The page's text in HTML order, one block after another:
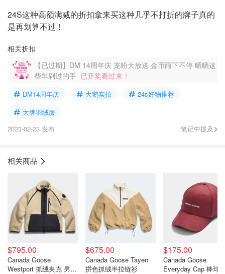
24S这种高额满减的折扣拿来买这种几乎不打折的牌子真的
是再划算不过！
相关折扣
【已过期】DM 14周年庆 宠粉大放送 金币雨下不停 晒晒这
些年剁过的手 已开奖看过来！
DM14周年庆 大鹅实拍
24s好物推荐
大牌羽绒服
2023-02-23 发布
笔记中提及
相关商品
$795.00
Canada Goose
Westport 抓绒夹克 男女
$675.00
Canada Goose Tayen
拼色抓绒半拉链衫
$175.00
Canada Goose
Everyday Cap 棒球